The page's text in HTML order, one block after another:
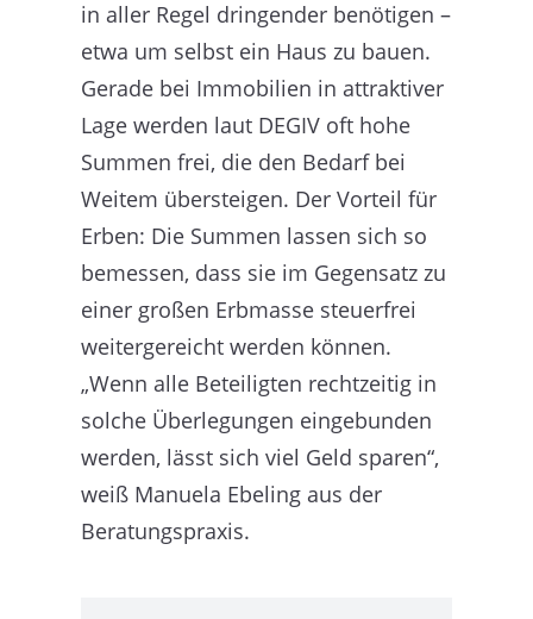
in aller Regel dringender benötigen –
etwa um selbst ein Haus zu bauen.
Gerade bei Immobilien in attraktiver
Lage werden laut DEGIV oft hohe
Summen frei, die den Bedarf bei
Weitem übersteigen. Der Vorteil für
Erben: Die Summen lassen sich so
bemessen, dass sie im Gegensatz zu
einer großen Erbmasse steuerfrei
weitergereicht werden können.
„Wenn alle Beteiligten rechtzeitig in
solche Überlegungen eingebunden
werden, lässt sich viel Geld sparen“,
weiß Manuela Ebeling aus der
Beratungspraxis.